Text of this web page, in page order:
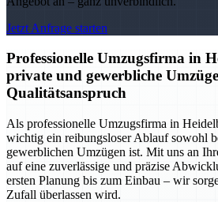
Jetzt Anfrage starten
Professionelle Umzugsfirma in
private und gewerbliche
Qualitätsanspruch
Als professionelle Umzugsfirma in
wichtig ein reibungsloser Ablauf sowohl
gewerblichen Umzügen ist. Mit uns an
auf eine zuverlässige und präzise
ersten Planung bis zum Einbau – wir
Zufall überlassen wird.